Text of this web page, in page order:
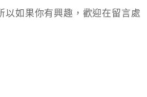
如果你有興趣，歡迎在留言處